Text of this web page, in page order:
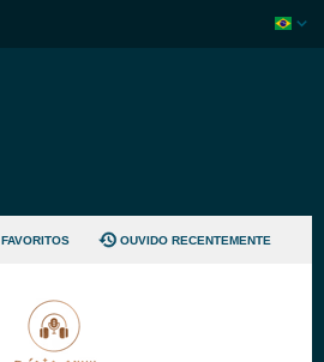
FAVORITOS OUVIDO RECENTEMENTE